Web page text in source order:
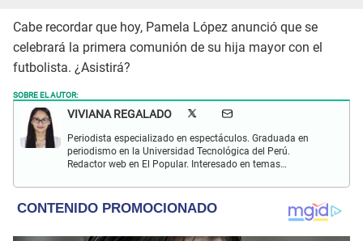
Cabe recordar que hoy, Pamela López anunció que se
celebrará la primera comunión de su hija mayor con el
futbolista. ¿Asistirá?
SOBRE EL AUTOR:
VIVIANA REGALADO
Periodista especializado en espectáculos. Graduada en
periodismo en la Universidad Tecnológica del Perú.
Redactor web en El Popular. Interesado en temas
y crónicas.